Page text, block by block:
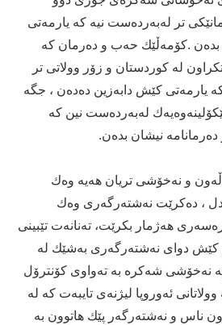
تر له‌به‌رده‌ست نیه‌ كه‌ یارمه‌تی
.كۆمه‌ڵێك حه‌ب و ده‌رمان كه‌
له‌ كوردستان و زۆر وولاتی تر
یارمه‌تی كێش دابه‌زین ده‌ده‌ن ، جگه‌
له‌به‌رده‌ست نین كه‌
نیشان بده‌ن.
و نه‌خۆشی تریان ھه‌یه‌ وه‌ك
، ده‌كرێت نه‌شته‌رگه‌ری وه‌ك
ھه‌ژمار بكرێت، ته‌نانه‌ت تێبینی
كێش دوای نه‌شته‌رگه‌ری به‌شێك له‌
نه‌خۆشی شه‌كره‌ به‌ ته‌واوی كۆنترۆل
ئه‌وروپا لیژنه‌ی تایبه‌ت كه‌ له‌
ناس و نه‌شته‌رگه‌ر پێك ھاتوون به‌